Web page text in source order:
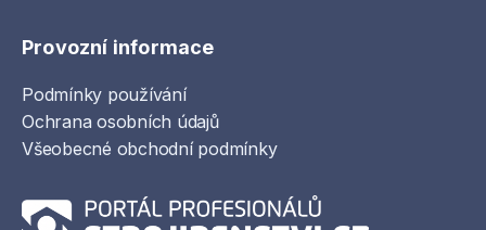
Provozní informace
Podmínky používání
Ochrana osobních údajů
Všeobecné obchodní podmínky